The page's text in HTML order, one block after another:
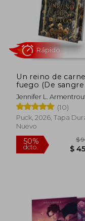
50%
dcto.
Un reino de
fuego (De
cenizas 2)
Jennifer L.
(10)
Puck, 2026, Tapa
Nuevo